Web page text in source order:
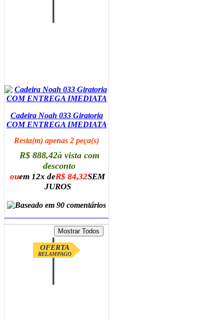
Cadeira Noah 033 Giratoria
COM ENTREGA IMEDIATA
Resta(m) apenas 2 peça(s)
R$ 888,42à vista com
desconto
ouem 12x deR$ 84,32SEM
JUROS
OFERTA
RELAMPAGO